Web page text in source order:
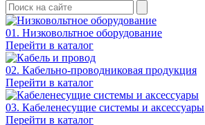
01. Низковольтное оборудование
Перейти в каталог
02. Кабельно-проводниковая продукция
Перейти в каталог
03. Кабеленесущие системы и аксессуары
Перейти в каталог